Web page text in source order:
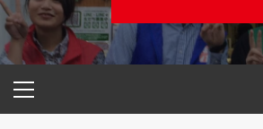
プ
イ
ン